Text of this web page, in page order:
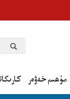
مۇھىم خەۋەر